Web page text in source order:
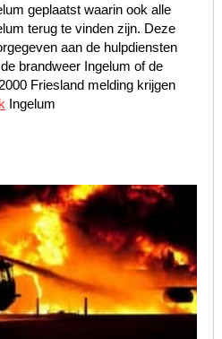
geplaatst waarin ook alle
terug te vinden zijn. Deze
aan de hulpdiensten
brandweer Ingelum of de
Friesland melding krijgen
Ingelum